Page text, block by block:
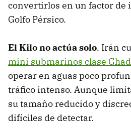
convertirlos en un factor
Golfo Pérsico.
El Kilo no actúa solo. Irán
mini submarinos clase
operar en aguas poco
tráfico intenso. Aunque
su tamaño reducido y
difíciles de detectar.